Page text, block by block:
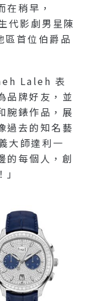
稍早，
代影劇男星陳
首位伯爵品
Laleh 表
品牌好友，並
腕錶作品，展
過去的知名藝
大師達利一
的每個人，創